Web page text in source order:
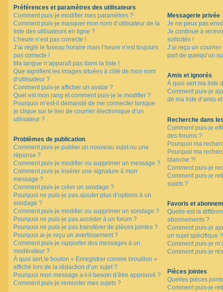
Préférences et paramètres des utilisateurs
Comment puis-je modifier mes paramètres ?
Comment puis-je masquer mon nom d’utilisateur de la
liste des utilisateurs en ligne ?
L’heure n’est pas correcte !
J’ai réglé le fuseau horaire mais l’heure n’est toujours
pas correcte !
Ma langue n’apparaît pas dans la liste !
Que signifient les images situées à côté de mon nom
d’utilisateur ?
Comment puis-je afficher un avatar ?
Quel est mon rang et comment puis-je le modifier ?
Pourquoi m’est-il demandé de me connecter lorsque
je clique sur le lien de courrier électronique d’un
utilisateur ?
Problèmes de publication
Comment puis-je publier un nouveau sujet ou une
réponse ?
Comment puis-je modifier ou supprimer un message ?
Comment puis-je insérer une signature à mon
message ?
Comment puis-je créer un sondage ?
Pourquoi ne puis-je pas ajouter plus d’options à un
sondage ?
Comment puis-je modifier ou supprimer un sondage ?
Pourquoi ne puis-je pas accéder à un forum ?
Pourquoi ne puis-je pas transférer de pièces jointes ?
Pourquoi ai-je reçu un avertissement ?
Comment puis-je rapporter des messages à un
modérateur ?
À quoi sert le bouton « Enregistrer comme brouillon »
affiché lors de la rédaction d’un sujet ?
Pourquoi mon message a-t-il besoin d’être approuvé ?
Comment puis-je remonter mes sujets ?
Messagerie privée
Je ne peux pas
Je continue à
sollicités !
J’ai reçu un
part de quelqu’un
Amis et ignorés
À quoi sert ma liste
Comment puis-je
de ma liste d’amis
Recherche dans
Comment puis-je
des forums ?
Pourquoi ma
Pourquoi ma
blanche ?!
Comment puis-je
Comment puis-je
sujets ?
Favoris et
Quelle est la
abonnements ?
Comment puis-je
un sujet spécifique ?
Comment puis-je
Comment puis-je
Pièces jointes
Quelles pièces
Comment puis-je